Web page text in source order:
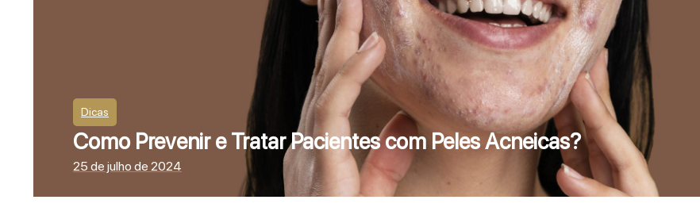
Dicas
Como Prevenir e Tratar Pacientes com Peles Acneicas?
25 de julho de 2024